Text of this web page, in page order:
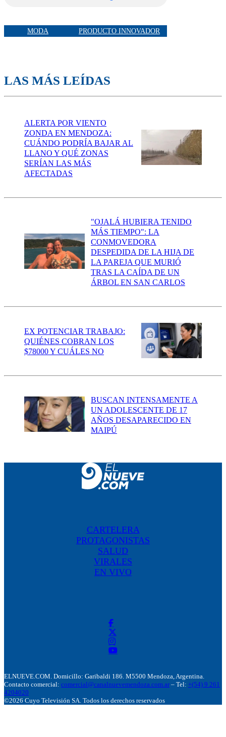
MODA PRODUCTO INNOVADOR
LAS MÁS LEÍDAS
ALERTA POR VIENTO
ZONDA EN MENDOZA:
CUÁNDO PODRÍA BAJAR AL
LLANO Y QUÉ ZONAS
SERÍAN LAS MÁS
AFECTADAS
"OJALÁ HUBIERA TENIDO
MÁS TIEMPO": LA
CONMOVEDORA
DESPEDIDA DE LA HIJA DE
LA PAREJA QUE MURIÓ
TRAS LA CAÍDA DE UN
ÁRBOL EN SAN CARLOS
EX POTENCIAR TRABAJO:
QUIÉNES COBRAN LOS
$78000 Y CUÁLES NO
BUSCAN INTENSAMENTE A
UN ADOLESCENTE DE 17
AÑOS DESAPARECIDO EN
MAIPÚ
CARTELERA
PROTAGONISTAS
SALUD
VIRALES
EN VIVO
ELNUEVE.COM. Domicillo: Garibaldi 186. M5500 Mendoza, Argentina.
Contacto comercial: comercial@canalnuevemendoza.com.ar – Tel: +(54) 9 261
4204020
©2026 Cuyo Televisión SA. Todos los derechos reservados